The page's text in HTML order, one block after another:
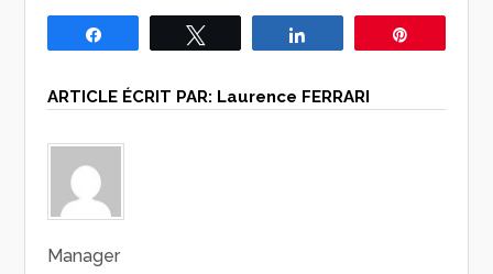
ARTICLE ÉCRIT PAR: Laurence FERRARI
Manager